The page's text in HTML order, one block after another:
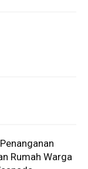
Rumah Warga